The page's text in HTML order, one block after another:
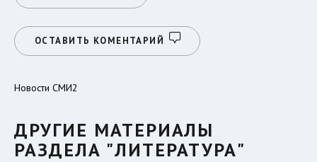
ОСТАВИТЬ КОМЕНТАРИЙ
Новости СМИ2
ДРУГИЕ МАТЕРИАЛЫ
РАЗДЕЛА "ЛИТЕРАТУРА"